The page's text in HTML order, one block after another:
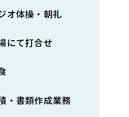
オ体操・朝礼
にて打合せ
・書類作成業務